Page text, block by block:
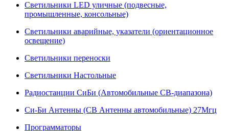
Светильники LED уличные (подвесные,
промышленные, консольные)
Светильники аварийные, указатели (ориентационное
освещение)
Светильники переноски
Светильники Настольные
Радиостанции СиБи (Автомобильные СВ-диапазона)
Си-Би Антенны (СВ Антенны автомобильные) 27Мгц
Программаторы